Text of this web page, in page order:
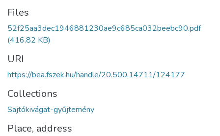
Files
52f25aa3dec1946881230ae9c685ca032beebc90.pdf
(416.82 KB)
URI
https://bea.fszek.hu/handle/20.500.14711/124177
Collections
Sajtókivágat-gyűjtemény
Place, address